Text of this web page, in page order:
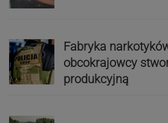
Fabryka
obcokrajowcy
produkcyjną